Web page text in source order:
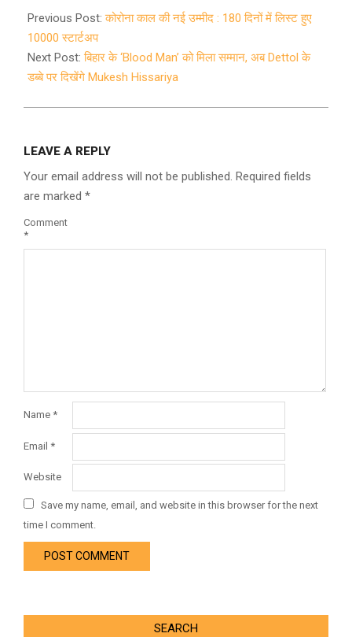
06-
04
Previous Post:कोरोना काल की नई उम्मीद : 180 दिनों में लिस्‍ट हुए
10000 स्टार्टअप
Next Post:बिहार के ‘Blood Man’ को मिला सम्मान, अब Dettol के
डब्बे पर दिखेंगे Mukesh Hissariya
LEAVE A REPLY
Your email address will not be published. Required fields
are marked *
Comment
*
Name *
Email *
Website
Save my name, email, and website in this browser for the next
time I comment.
SEARCH